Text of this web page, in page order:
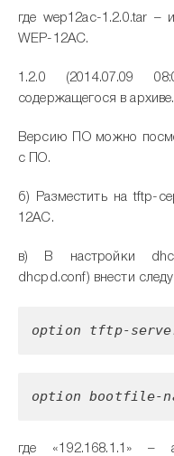
где wep12ac-1.2.0.tar
WEP-12AC.
1.2.0 (2014.07.09
содержащегося в архиве.
Версию ПО можно
с ПО.
б) Разместить на tftp-
12AC.
в) В настройки
dhcpd.conf) внести
option tftp-
option bootfile-
где «192.168.1.1» –